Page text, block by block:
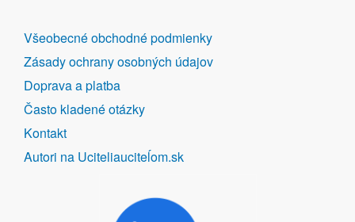
DALŠÍ
ODKAZY
Všeobecné obchodné podmienky
Zásady ochrany osobných údajov
Doprava a platba
Často kladené otázky
Kontakt
Autori na Uciteliauciteĺom.sk